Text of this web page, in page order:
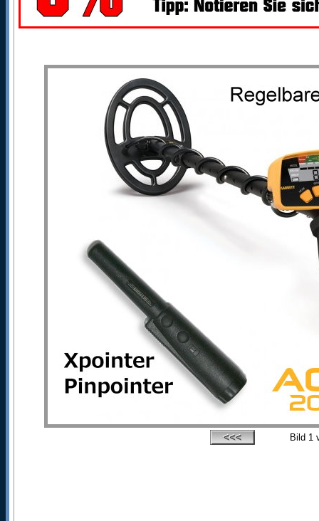
Bild 1